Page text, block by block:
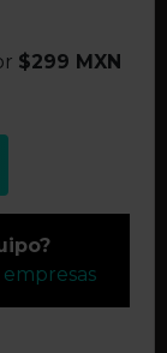
$299 MXN
TODOS LOS